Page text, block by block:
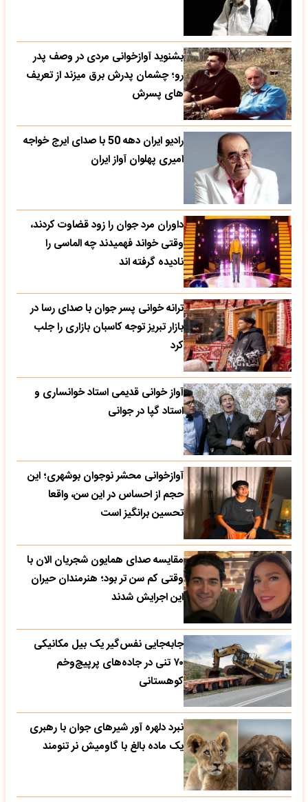
بشنوید آوازخوانی مردی در وصف پدر
رو؛ چشمان پدرش برق میزند از تعریف
های پسرش
رادیو ایران دهه 50 با صدای ایرج خواجه
امیری پهلوان آواز ایران
داوران مرد جوان را زود قضاوت کردند،
وقتی خواند فهمیدند چه الماسی را
نادیده گرفته اند
ترانه خوانی پسر جوان با صدای رسا در
بازار تبریز توجه کاسبان بازاری را جلب
کرد
آواز خوانی قدیمی استاد خوانساری و
استاد گپا در جوانی
آوازخوانی محشر نوجوان بوشهری؛ این
حجم از احساس در این سن، واقعا
تحسین‌ برانگیز است
مقایسه صدای همایون شجریان الان با
وقتی کم سن تر بود؛ هنرمندان حیران
این اجرایش شدند
جابه‌جایی نفس‌گیر یک بیل مکانیکی
۷۰ تنی در جاده‌های پرپیچ‌وخم
کوهستانی
نبرد دلهره آور شیرهای جوان با رهبری
یک ماده بالغ با گاومیش نر تنومند